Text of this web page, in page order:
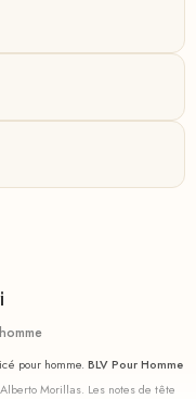
pour homme. BLV Pour Homme
Morillas. Les notes de tête